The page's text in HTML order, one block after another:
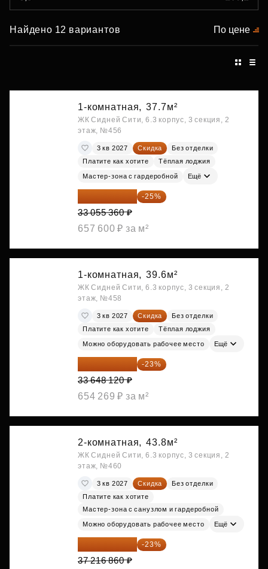
Найдено 12 вариантов По цене
1-комнатная, 37.7м²
ЖК Сидней Сити, 6.3 корпус, 3 секция, 2
этаж, №456
3 кв 2027 Скидка
Без отделки
Платите как хотите
Тёплая лоджия
Мастер-зона с гардеробной Ещё
24 791 520 ₽ -25%
33 055 360 ₽
657 600 ₽ за м²
1-комнатная, 39.6м²
ЖК Сидней Сити, 6.3 корпус, 3 секция, 2
этаж, №458
3 кв 2027 Скидка
Без отделки
Платите как хотите
Тёплая лоджия
Можно оборудовать рабочее место Ещё
25 909 052 ₽ -23%
33 648 120 ₽
654 269 ₽ за м²
2-комнатная, 43.8м²
ЖК Сидней Сити, 6.3 корпус, 3 секция, 2
этаж, №460
3 кв 2027 Скидка
Без отделки
Платите как хотите
Мастер-зона с санузлом и гардеробной
Можно оборудовать рабочее место Ещё
28 656 982 ₽ -23%
37 216 860 ₽